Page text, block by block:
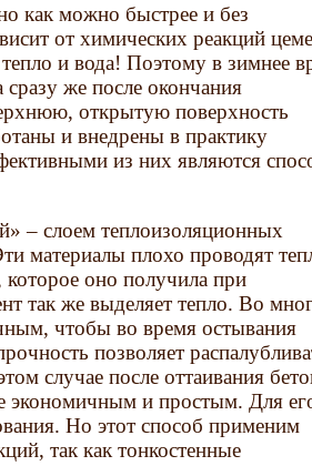
как можно быстрее и без
от химических реакций
и вода! Поэтому в зимнее
же после окончания
открытую поверхность
и внедрены в практику
из них являются
– слоем теплоизоляционных
материалы плохо проводят
которое оно получила при
так же выделяет тепло. Во
чтобы во время остывания
позволяет
случае после оттаивания
экономичным и простым. Для
Но этот способ применим
так как тонкостенные